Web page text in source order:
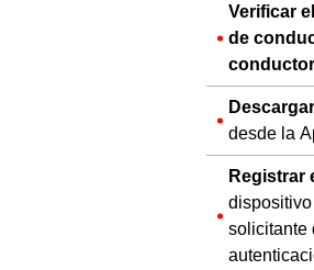
Verificar
de
conductor
desde la
Registrar
solicitante